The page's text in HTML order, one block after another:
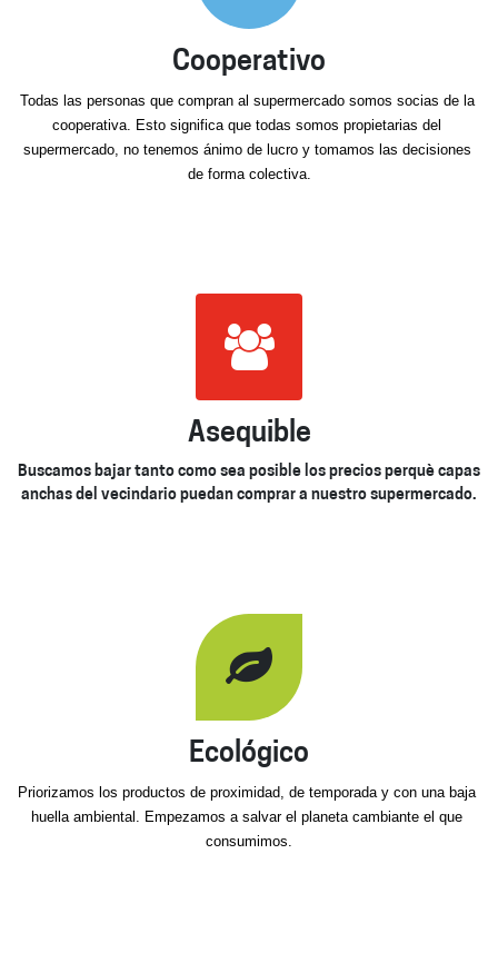
Cooperativo
Todas las personas que compran al supermercado somos socias de la
cooperativa. Esto significa que todas somos propietarias del
supermercado, no tenemos ánimo de lucro y tomamos las decisiones
de forma colectiva.
Asequible
Buscamos bajar tanto como sea posible los precios perquè capas
anchas del vecindario puedan comprar a nuestro supermercado.
Ecológico
Priorizamos los productos de proximidad, de temporada y con una baja
huella ambiental. Empezamos a salvar el planeta cambiante el que
consumimos.